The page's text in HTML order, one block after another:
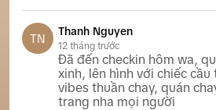
TN
Thanh Nguyen
12 tháng trước
Đã đến checkin hôm wa,
xinh, lên hình với chiếc
vibes thuần chay, quán
trang nha mọi người